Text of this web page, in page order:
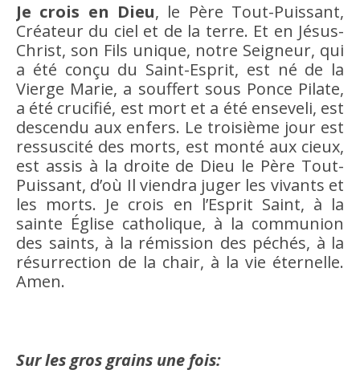
Je crois en Dieu, le Père Tout-Puissant,
Créateur du ciel et de la terre. Et en Jésus-
Christ, son Fils unique, notre Seigneur, qui
a été conçu du Saint-Esprit, est né de la
Vierge Marie, a souffert sous Ponce Pilate,
a été crucifié, est mort et a été enseveli, est
descendu aux enfers. Le troisième jour est
ressuscité des morts, est monté aux cieux,
est assis à la droite de Dieu le Père Tout-
Puissant, d’où Il viendra juger les vivants et
les morts. Je crois en l’Esprit Saint, à la
sainte Église catholique, à la communion
des saints, à la rémission des péchés, à la
résurrection de la chair, à la vie éternelle.
Amen.
Sur les gros grains une fois: